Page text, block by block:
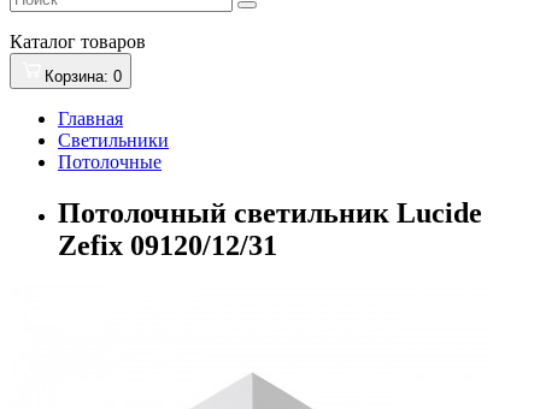
Каталог товаров
Корзина: 0
Главная
Светильники
Потолочные
Потолочный светильник Lucide
Zefix 09120/12/31